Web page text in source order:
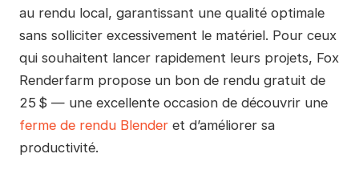
au rendu local, garantissant une qualité optimale
sans solliciter excessivement le matériel. Pour ceux
qui souhaitent lancer rapidement leurs projets, Fox
Renderfarm propose un bon de rendu gratuit de
25 $ — une excellente occasion de découvrir une
ferme de rendu Blenderet d’améliorer sa
productivité.